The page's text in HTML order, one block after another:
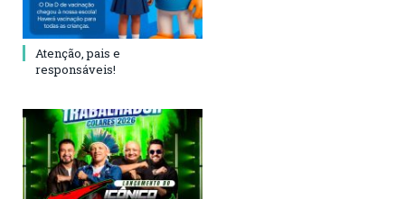
Atenção, pais e
responsáveis!